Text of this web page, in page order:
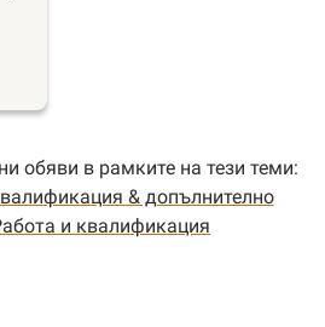
обяви в рамките на тези теми:
& допълнително
и квалификация